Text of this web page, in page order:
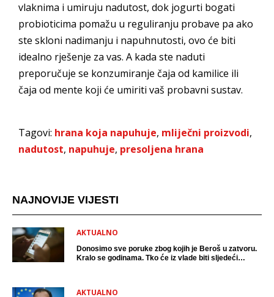
vlaknima i umiruju nadutost, dok jogurti bogati
probioticima pomažu u reguliranju probave pa ako
ste skloni nadimanju i napuhnutosti, ovo će biti
idealno rješenje za vas. A kada ste naduti
preporučuje se konzumiranje čaja od kamilice ili
čaja od mente koji će umiriti vaš probavni sustav.
Tagovi: hrana koja napuhuje, mliječni proizvodi,
nadutost, napuhuje, presoljena hrana
NAJNOVIJE VIJESTI
AKTUALNO
Donosimo sve poruke zbog kojih je Beroš u zatvoru.
Kralo se godinama. Tko će iz vlade biti sljedeći
AKTUALNO